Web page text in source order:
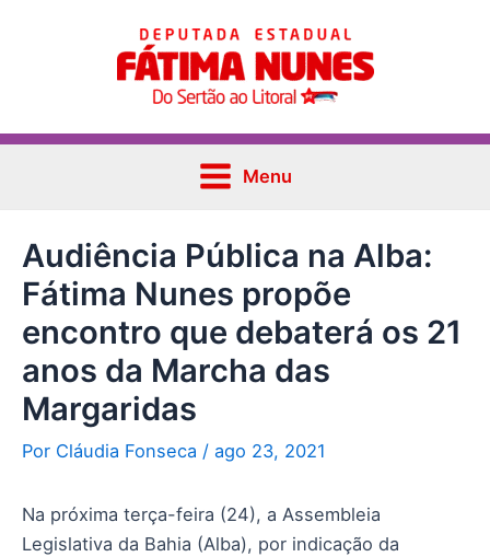
Main
Menu
Menu
Audiência Pública na Alba:
Fátima Nunes propõe
encontro que debaterá os 21
anos da Marcha das
Margaridas
Por Cláudia Fonseca / ago 23, 2021
Na próxima terça-feira (24), a Assembleia
Legislativa da Bahia (Alba), por indicação da